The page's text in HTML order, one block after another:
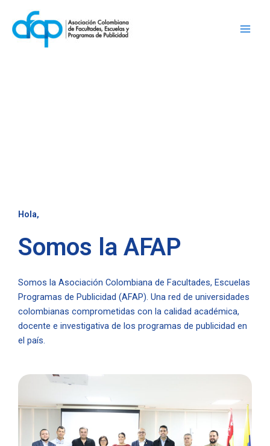
contenido
Hola,
Somos la AFAP
Somos la Asociación Colombiana de Facultades, Escuelas
Programas de Publicidad (AFAP). Una red de universidades
colombianas comprometidas con la calidad académica,
docente e investigativa de los programas de publicidad en
el país.